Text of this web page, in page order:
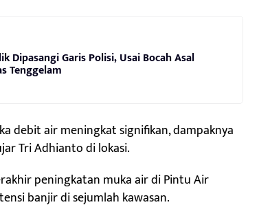
Dipasangi Garis Polisi, Usai Bocah Asal
Tenggelam
debit air meningkat signifikan, dampaknya
Tri Adhianto di lokasi.
peningkatan muka air di Pintu Air
banjir di sejumlah kawasan.